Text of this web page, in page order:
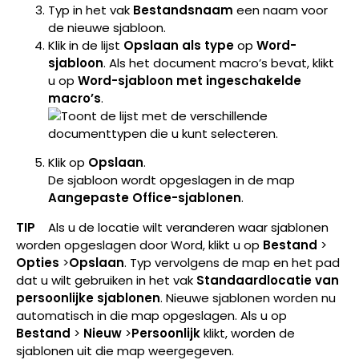
Typ in het vak Bestandsnaam een naam voor
de nieuwe sjabloon.
Klik in de lijst Opslaan als typeop Word-
sjabloon. Als het document macro’s bevat, klikt
u op Word-sjabloon met ingeschakelde
macro’s.
Klik op Opslaan.
De sjabloon wordt opgeslagen in de map
Aangepaste Office-sjablonen.
TIP
Als u de locatie wilt veranderen waar sjablonen
worden opgeslagen door Word, klikt u op Bestand >
Opties >Opslaan. Typ vervolgens de map en het pad
dat u wilt gebruiken in het vak Standaardlocatie van
persoonlijke sjablonen. Nieuwe sjablonen worden nu
automatisch in die map opgeslagen. Als u op
Bestand > Nieuw >Persoonlijkklikt, worden de
sjablonen uit die map weergegeven.